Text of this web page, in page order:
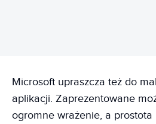
Microsoft upraszcza też do
aplikacji. Zaprezentowane
ogromne wrażenie, a